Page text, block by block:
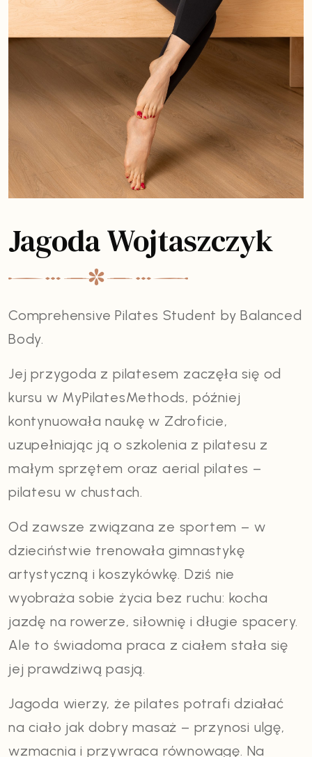
Jagoda Wojtaszczyk
Comprehensive Pilates Student by Balanced
Body.
Jej przygoda z pilatesem zaczęła się od
kursu w MyPilatesMethods, później
kontynuowała naukę w Zdroficie,
uzupełniając ją o szkolenia z pilatesu z
małym sprzętem oraz aerial pilates –
pilatesu w chustach.
Od zawsze związana ze sportem – w
dzieciństwie trenowała gimnastykę
artystyczną i koszykówkę. Dziś nie
wyobraża sobie życia bez ruchu: kocha
jazdę na rowerze, siłownię i długie spacery.
Ale to świadoma praca z ciałem stała się
jej prawdziwą pasją.
Jagoda wierzy, że pilates potrafi działać
na ciało jak dobry masaż – przynosi ulgę,
wzmacnia i przywraca równowagę. Na